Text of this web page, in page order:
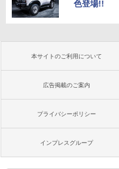
色登場!!
本サイトのご利用について
広告掲載のご案内
プライバシーポリシー
インプレスグループ